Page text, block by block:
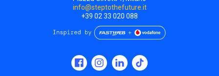
info@steptothefuture.it
+39 02 33 020 088